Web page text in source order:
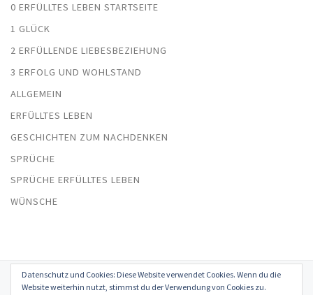
0 ERFÜLLTES LEBEN STARTSEITE
1 GLÜCK
2 ERFÜLLENDE LIEBESBEZIEHUNG
3 ERFOLG UND WOHLSTAND
ALLGEMEIN
ERFÜLLTES LEBEN
GESCHICHTEN ZUM NACHDENKEN
SPRÜCHE
SPRÜCHE ERFÜLLTES LEBEN
WÜNSCHE
© 2026Erfülltes Leben in Glück, Liebe, Erfolg und Gesundheit
Datenschutz und Cookies: Diese Website verwendet Cookies. Wenn du die
Website weiterhin nutzt, stimmst du der Verwendung von Cookies zu.